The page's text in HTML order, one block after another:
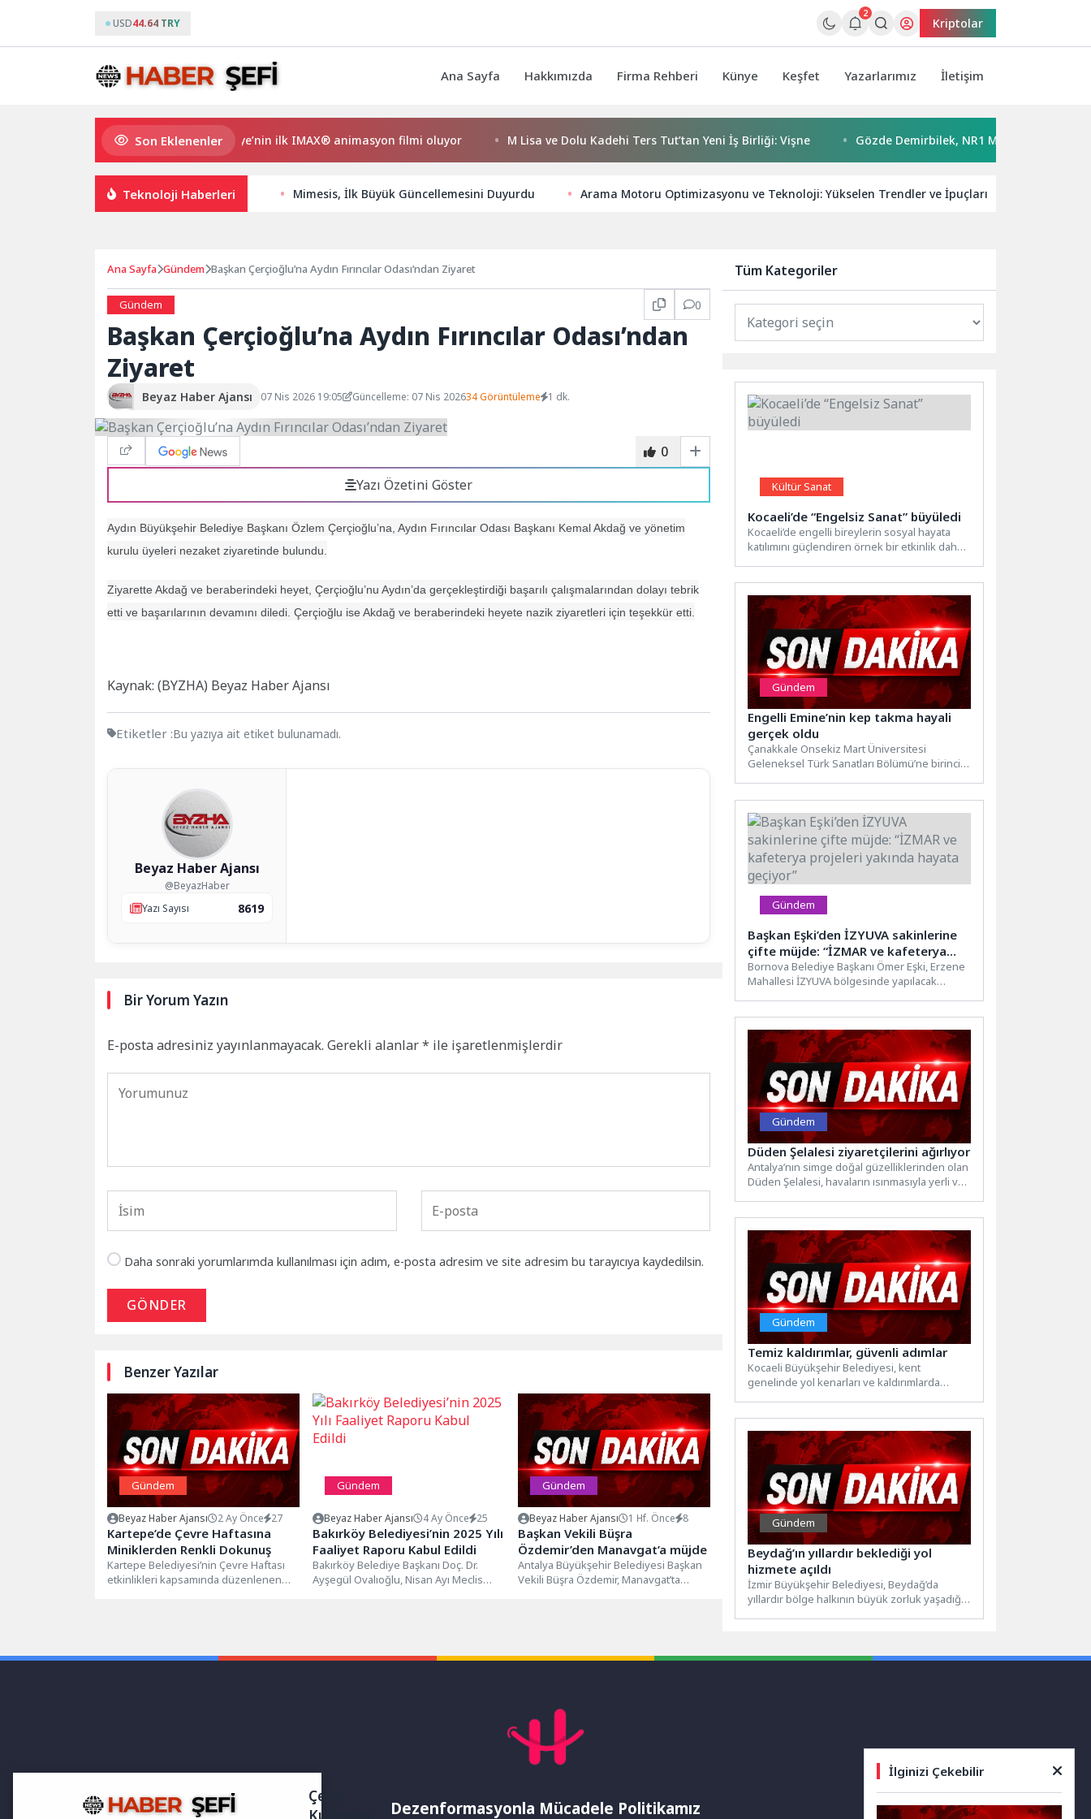
USD44.64 TRY
2
Kriptolar
Ana Sayfa Hakkımızda Firma Rehberi Künye Keşfet Yazarlarımız İletişim
Son Eklenenler
Gupi ve Gülmeyen Kral Türkiye’nin ilk IMAX® animasyon filmi oluyor M Lisa ve Dolu Kadehi Ters Tut’tan Yeni İş Birliği: Vişne Gözde Demirbilek, NR1 Magazin’de: ‘Son
Teknoloji Haberleri Mimesis, İlk Büyük Güncellemesini Duyurdu Arama Motoru Optimizasyonu ve Teknoloji: Yükselen Trendler ve İpuçları
Ana Sayfa Gündem Başkan Çerçioğlu’na Aydın Fırıncılar Odası’ndan Ziyaret
Gündem 0
Başkan Çerçioğlu’na Aydın Fırıncılar Odası’ndan
Ziyaret
Beyaz Haber Ajansı 07 Nis 2026 19:05 Güncelleme: 07 Nis 202634 Görüntüleme 1 dk.
0
Yazı Özetini Göster
Aydın Büyükşehir Belediye Başkanı Özlem Çerçioğlu’na, Aydın Fırıncılar Odası Başkanı Kemal Akdağ ve yönetim
kurulu üyeleri nezaket ziyaretinde bulundu.
Ziyarette Akdağ ve beraberindeki heyet, Çerçioğlu’nu Aydın’da gerçekleştirdiği başarılı çalışmalarından dolayı tebrik
etti ve başarılarının devamını diledi. Çerçioğlu ise Akdağ ve beraberindeki heyete nazik ziyaretleri için teşekkür etti.
Kaynak: (BYZHA) Beyaz Haber Ajansı
Etiketler :Bu yazıya ait etiket bulunamadı.
Beyaz Haber Ajansı
@BeyazHaber
Yazı Sayısı
8619
Bir Yorum Yazın
E-posta adresiniz yayınlanmayacak. Gerekli alanlar* ile işaretlenmişlerdir
Daha sonraki yorumlarımda kullanılması için adım, e-posta adresim ve site adresim bu tarayıcıya kaydedilsin.
GÖNDER
Benzer Yazılar
Gündem
Beyaz Haber Ajansı 2 Ay Önce 27
Kartepe’de Çevre Haftasına
Miniklerden Renkli Dokunuş
Kartepe Belediyesi’nin Çevre Haftası
etkinlikleri kapsamında düzenlenen
Gündem
Beyaz Haber Ajansı 4 Ay Önce 25
Bakırköy Belediyesi’nin 2025 Yılı
Faaliyet Raporu Kabul Edildi
Bakırköy Belediye Başkanı Doç. Dr.
Ayşegül Ovalıoğlu, Nisan Ayı Meclis
Gündem
Beyaz Haber Ajansı 1 Hf. Önce 8
Başkan Vekili Büşra
Özdemir’den Manavgat’a müjde
Antalya Büyükşehir Belediyesi Başkan
Vekili Büşra Özdemir, Manavgat’ta
Tüm Kategoriler
Kültür Sanat
Kocaeli’de “Engelsiz Sanat” büyüledi
Kocaeli’de engelli bireylerin sosyal hayata
katılımını güçlendiren örnek bir etkinlik daha
Gündem
Engelli Emine’nin kep takma hayali
gerçek oldu
Çanakkale Onsekiz Mart Üniversitesi
Geleneksel Türk Sanatları Bölümü’ne birinci
Gündem
Başkan Eşki’den İZYUVA sakinlerine
çifte müjde: “İZMAR ve kafeterya
projeleri yakında hayata geçiyor”
Bornova Belediye Başkanı Ömer Eşki, Erzene
Mahallesi İZYUVA bölgesinde yapılacak
Gündem
Düden Şelalesi ziyaretçilerini ağırlıyor
Antalya’nın simge doğal güzelliklerinden olan
Düden Şelalesi, havaların ısınmasıyla yerli ve
Gündem
Temiz kaldırımlar, güvenli adımlar
Kocaeli Büyükşehir Belediyesi, kent
genelinde yol kenarları ve kaldırımlarda
Gündem
Beydağ’ın yıllardır beklediği yol
hizmete açıldı
İzmir Büyükşehir Belediyesi, Beydağ’da
yıllardır bölge halkının büyük zorluk yaşadığı
Dezenformasyonla Mücadele Politikamız
Çerez
İlginizi Çekebilir